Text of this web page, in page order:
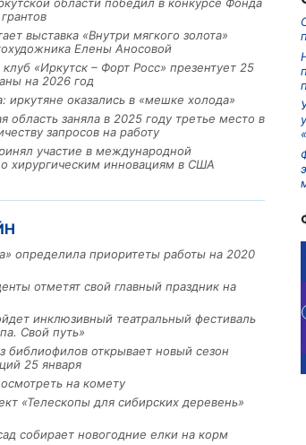
области победил в конкурсе Фонда
выставка «Внутри мягкого золота»
Елены Аносовой
«Иркутск – Форт Росс» презентует 25
на 2026 год
иркутяне оказались в «мешке холода»
область заняла в 2025 году третье место в
запросов на работу
участие в международной
хирургическим инновациям в США
определила приоритеты работы на 2020
отметят свой главный праздник на
инклюзивный театральный фестиваль
Свой путь»
библиофилов открывает новый сезон
25 января
на комету
«Телескопы для сибирских деревень»
собирает новогодние елки на корм
Льготный заём в 9 миллионов
машиностроительное предприятие
из Иркутской области